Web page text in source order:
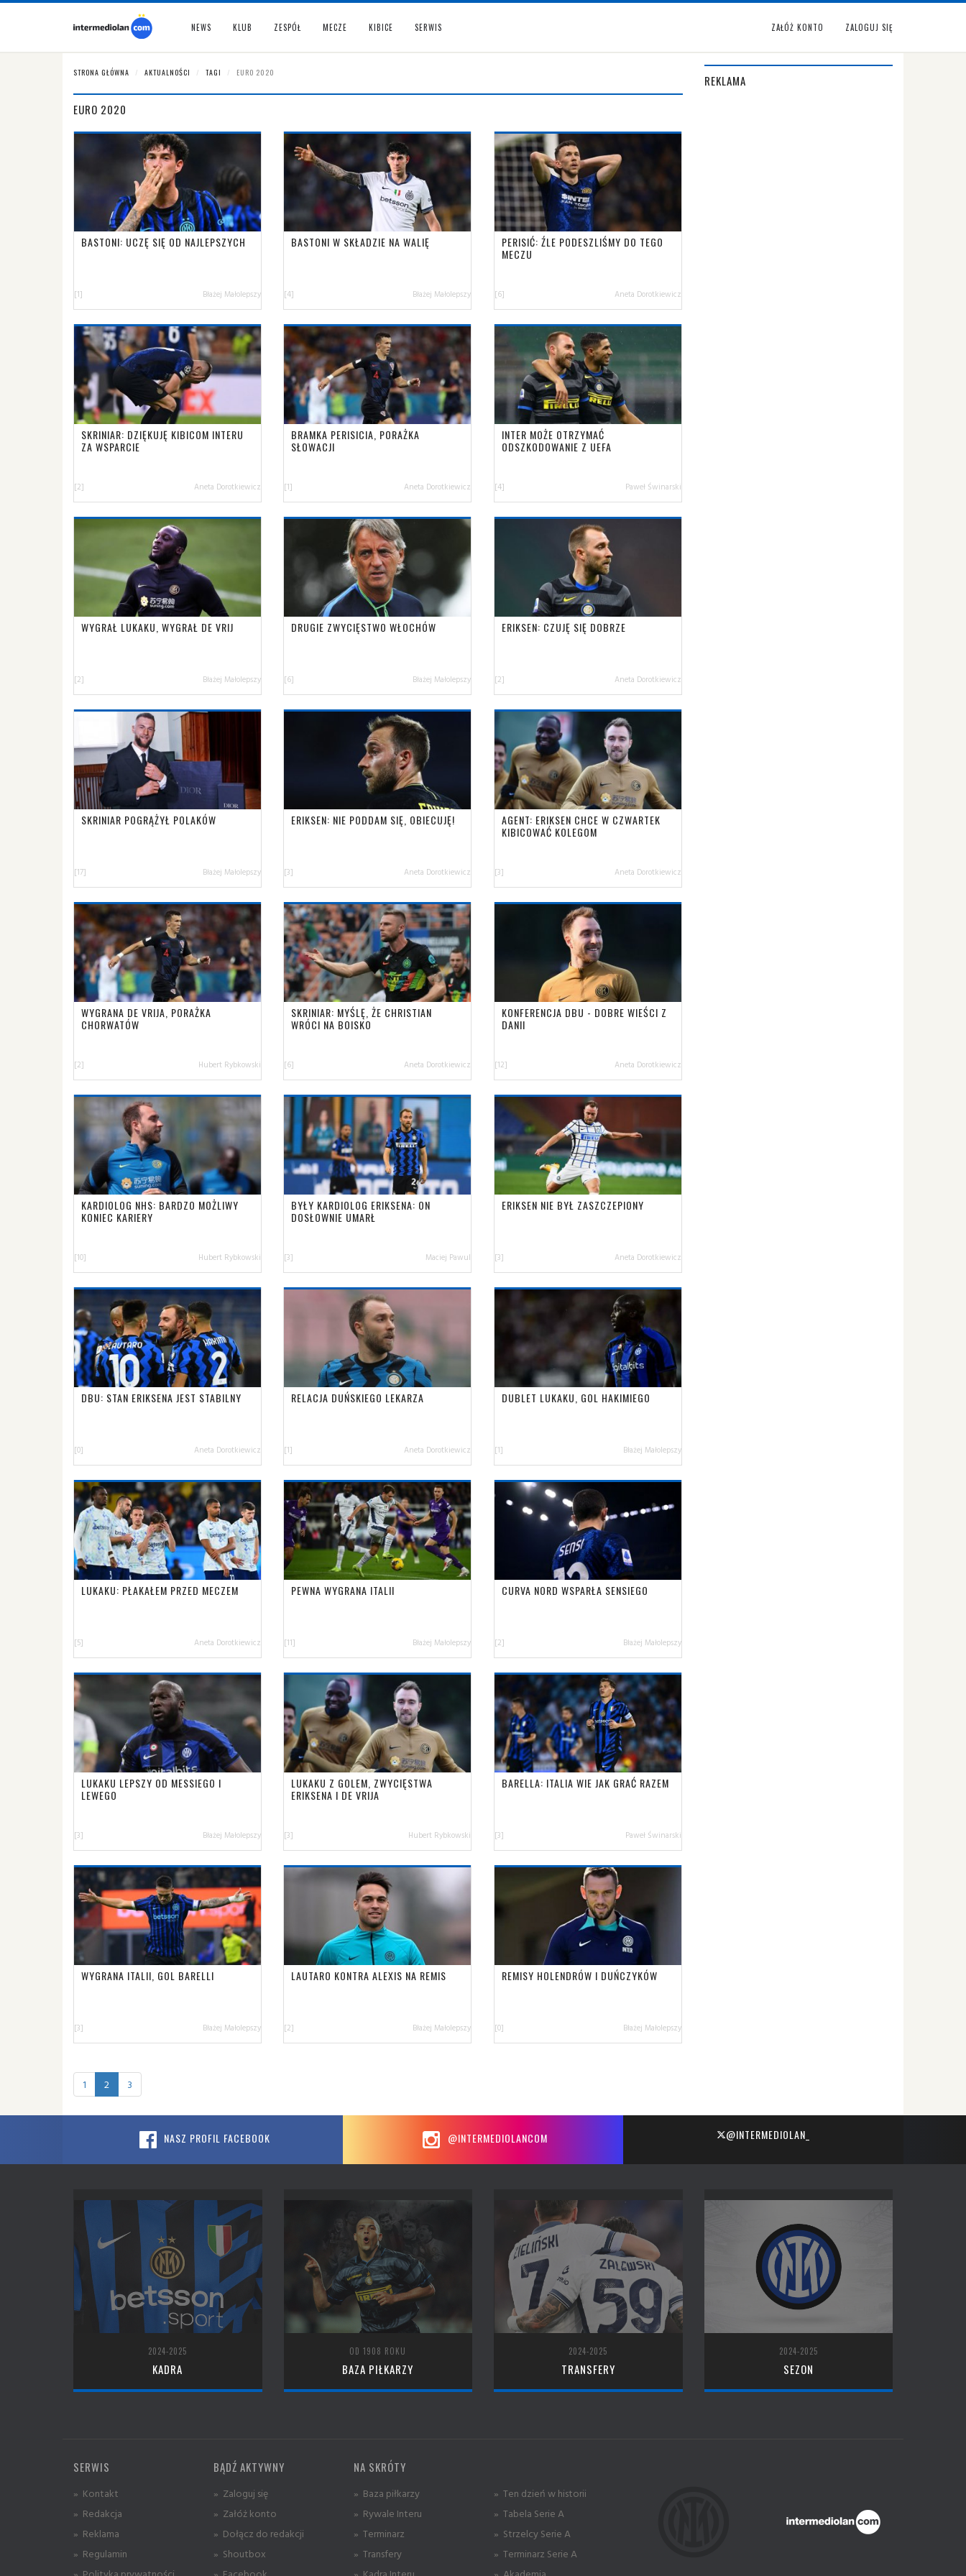
NEWS KLUB ZESPÓŁ MECZE KIBICE SERWIS ZAŁÓŻ KONTO ZALOGUJ SIĘ
STRONA GŁÓWNA AKTUALNOŚCI TAGI EURO 2020
EURO 2020
BASTONI: UCZĘ SIĘ OD NAJLEPSZYCH
[1] Błażej Małolepszy
BASTONI W SKŁADZIE NA WALIĘ
[4] Błażej Małolepszy
PERISIĆ: ŹLE PODESZLIŚMY DO TEGO
MECZU
[6] Aneta Dorotkiewicz
SKRINIAR: DZIĘKUJĘ KIBICOM INTERU
ZA WSPARCIE
[2] Aneta Dorotkiewicz
BRAMKA PERISICIA, PORAŻKA
SŁOWACJI
[1] Aneta Dorotkiewicz
INTER MOŻE OTRZYMAĆ
ODSZKODOWANIE Z UEFA
[4] Paweł Świnarski
WYGRAŁ LUKAKU, WYGRAŁ DE VRIJ
[2] Błażej Małolepszy
DRUGIE ZWYCIĘSTWO WŁOCHÓW
[6] Błażej Małolepszy
ERIKSEN: CZUJĘ SIĘ DOBRZE
[2] Aneta Dorotkiewicz
SKRINIAR POGRĄŻYŁ POLAKÓW
[17] Błażej Małolepszy
ERIKSEN: NIE PODDAM SIĘ, OBIECUJĘ!
[3] Aneta Dorotkiewicz
AGENT: ERIKSEN CHCE W CZWARTEK
KIBICOWAĆ KOLEGOM
[3] Aneta Dorotkiewicz
WYGRANA DE VRIJA, PORAŻKA
CHORWATÓW
[2] Hubert Rybkowski
SKRINIAR: MYŚLĘ, ŻE CHRISTIAN
WRÓCI NA BOISKO
[6] Aneta Dorotkiewicz
KONFERENCJA DBU - DOBRE WIEŚCI Z
DANII
[12] Aneta Dorotkiewicz
KARDIOLOG NHS: BARDZO MOŻLIWY
KONIEC KARIERY
[10] Hubert Rybkowski
BYŁY KARDIOLOG ERIKSENA: ON
DOSŁOWNIE UMARŁ
[3] Maciej Pawul
ERIKSEN NIE BYŁ ZASZCZEPIONY
[3] Aneta Dorotkiewicz
DBU: STAN ERIKSENA JEST STABILNY
[0] Aneta Dorotkiewicz
RELACJA DUŃSKIEGO LEKARZA
[1] Aneta Dorotkiewicz
DUBLET LUKAKU, GOL HAKIMIEGO
[1] Błażej Małolepszy
LUKAKU: PŁAKAŁEM PRZED MECZEM
[5] Aneta Dorotkiewicz
PEWNA WYGRANA ITALII
[11] Błażej Małolepszy
CURVA NORD WSPARŁA SENSIEGO
[2] Błażej Małolepszy
LUKAKU LEPSZY OD MESSIEGO I
LEWEGO
[3] Błażej Małolepszy
LUKAKU Z GOLEM, ZWYCIĘSTWA
ERIKSENA I DE VRIJA
[3] Hubert Rybkowski
BARELLA: ITALIA WIE JAK GRAĆ RAZEM
[3] Paweł Świnarski
WYGRANA ITALII, GOL BARELLI
[3] Błażej Małolepszy
LAUTARO KONTRA ALEXIS NA REMIS
[2] Błażej Małolepszy
REMISY HOLENDRÓW I DUŃCZYKÓW
[0] Błażej Małolepszy
1 2 3
REKLAMA
NASZ PROFIL FACEBOOK @INTERMEDIOLANCOM @INTERMEDIOLAN_
2024-2025
KADRA
OD 1908 ROKU
BAZA PIŁKARZY
2024-2025
TRANSFERY
2024-2025
SEZON
SERWIS
» Kontakt
» Redakcja
» Reklama
» Regulamin
BĄDŹ AKTYWNY
» Zaloguj się
» Załóż konto
» Dołącz do redakcji
» Shoutbox
NA SKRÓTY
» Baza piłkarzy
» Rywale Interu
» Terminarz
» Transfery
» Ten dzień w historii
» Tabela Serie A
» Strzelcy Serie A
» Terminarz Serie A